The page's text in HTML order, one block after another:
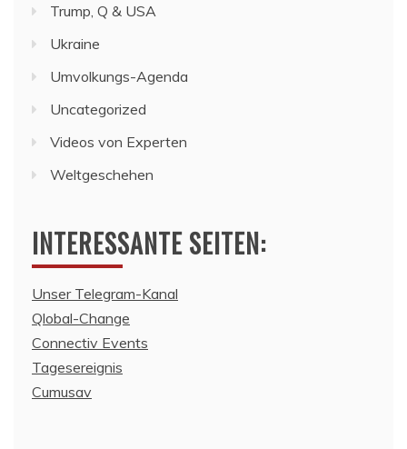
Trump, Q & USA
Ukraine
Umvolkungs-Agenda
Uncategorized
Videos von Experten
Weltgeschehen
INTERESSANTE SEITEN:
Unser Telegram-Kanal
Qlobal-Change
Connectiv Events
Tagesereignis
Cumusav